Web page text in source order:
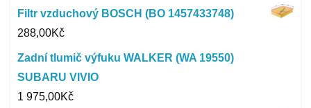
Filtr vzduchový BOSCH (BO 1457433748)
288,00Kč
Zadní tlumič výfuku WALKER (WA 19550)
SUBARU VIVIO
1 975,00Kč